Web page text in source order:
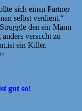
sich einen Partner
selbst verdient.“
den ein Mann
versucht zu
ein Killer.
gut so!